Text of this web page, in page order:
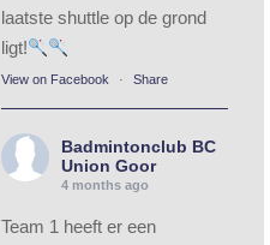
laatste shuttle op de grond
ligt!
View on Facebook · Share
Badmintonclub BC
Union Goor
4 months ago
Team 1 heeft er een